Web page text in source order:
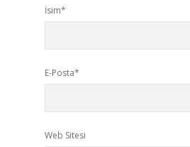
İsim*
E-Posta*
Web Sitesi